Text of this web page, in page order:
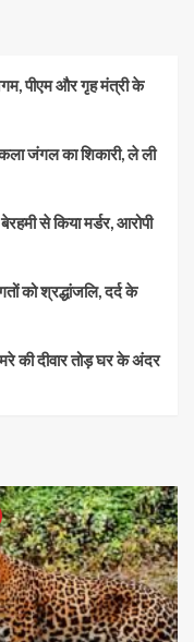
पीएम और गृह मंत्री के
जंगल का शिकारी, ले ली
से किया मर्डर, आरोपी
को श्रद्धांजलि, दर्द के
दीवार तोड़ घर के अंदर